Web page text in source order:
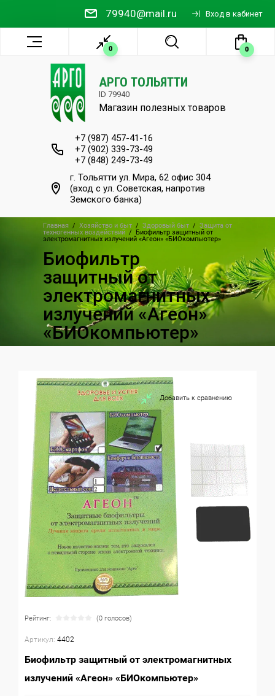
79940@mail.ru Вход в кабинет
АРГО ТОЛЬЯТТИ
lD 79940
Магазин полезныхтоваров
г. Тольятти ул. Мира, 62 офис 304
(вход с ул. Советская, напротив
Земского банка)
+7 (987) 457-41-16
+7 (902) 339-73-49
+7 (848) 249-73-49
0 0
Главная / Хозяйство и быт / Здоровый быт / Защита от
техногенных воздействий / Биофильтр защитный от
электромагнитных излучений «Агеон» «БИОкомпьютер»
Биофильтр
защитный от
электромагнитных
излучений «Агеон»
«БИОкомпьютер»
Добавить к сравнению
Рейтинг: (0 голосов)
Артикул: 4402
Биофильтр защитный от электромагнитных
излучений «Агеон» «БИОкомпьютер»